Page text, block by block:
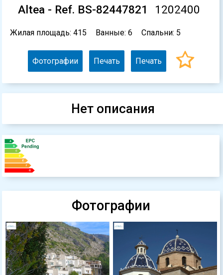
Altea - Ref. BS-82447821 1202400
Жилая площадь: 415 Ванные: 6 Спальни: 5
Фотографии Печать Печать
Нет описания
Фотографии